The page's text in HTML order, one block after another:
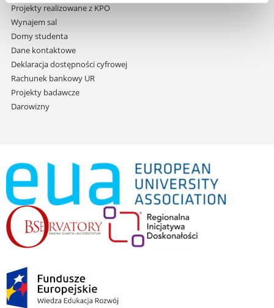
Projekty realizowane z KPO
Wynajem sal
Domy studenta
Dane kontaktowe
Deklaracja dostępności cyfrowej
Rachunek bankowy UR
Projekty badawcze
Darowizny